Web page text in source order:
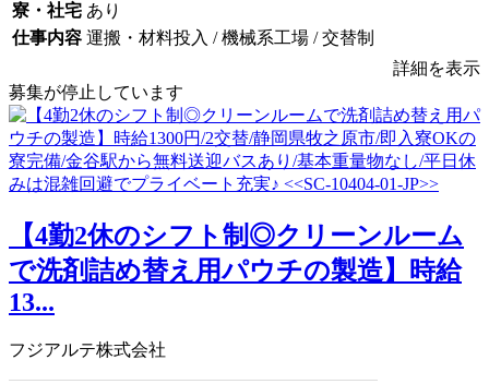
寮・社宅 あり
仕事内容 運搬・材料投入 / 機械系工場 / 交替制
詳細を表示
募集が停止しています
【4勤2休のシフト制◎クリーンルーム
で洗剤詰め替え用パウチの製造】時給
13...
フジアルテ株式会社